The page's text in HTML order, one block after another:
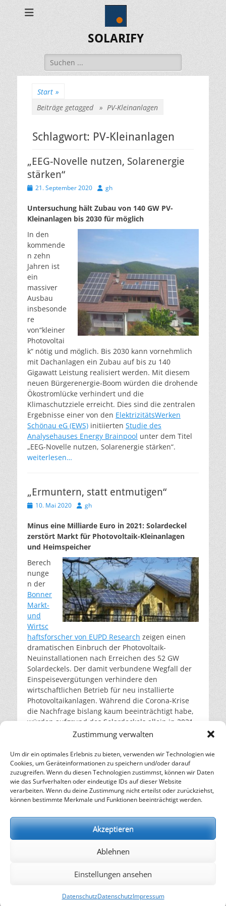
Zustimmung verwalten
Um dir ein optimales Erlebnis zu bieten, verwenden wir Technologien wie
Cookies, um Geräteinformationen zu speichern und/oder darauf
zuzugreifen. Wenn du diesen Technologien zustimmst, können wir Daten
wie das Surfverhalten oder eindeutige IDs auf dieser Website
verarbeiten. Wenn du deine Zustimmung nicht erteilst oder zurückziehst,
können bestimmte Merkmale und Funktionen beeinträchtigt werden.
Akzeptieren
Ablehnen
Einstellungen ansehen
DatenschutzDatenschutzImpressum
SOLARIFY
Suchen
nach:
Start »
Beiträge getagged » PV-Kleinanlagen
Schlagwort: PV-Kleinanlagen
„EEG-Novelle nutzen, Solarenergie
stärken“
Veröffentlicht
21. September 2020 Autor
gh
Untersuchung hält Zubau von 140 GW PV-
Kleinanlagen bis 2030 für möglich
In den
kommende
n zehn
Jahren ist
ein
massiver
Ausbau
insbesonde
re
von“kleiner
Photovoltai
k“ nötig und möglich. Bis 2030 kann vornehmlich
mit Dachanlagen ein Zubau auf bis zu 140
Gigawatt Leistung realisiert werden. Mit diesem
neuen Bürgerenergie-Boom würden die drohende
Ökostromlücke verhindert und die
Klimaschutzziele erreicht. Dies sind die zentralen
Ergebnisse einer von den ElektrizitätsWerken
Schönau eG (EWS) initiierten Studie des
Analysehauses Energy Brainpool unter dem Titel
„EEG-Novelle nutzen, Solarenergie stärken“.
weiterlesen…
„Ermuntern, statt entmutigen“
Veröffentlicht
10. Mai 2020 Autor
gh
Minus eine Milliarde Euro in 2021: Solardeckel
zerstört Markt für Photovoltaik-Kleinanlagen
und Heimspeicher
Berech
nunge
n der
Bonner
Markt-
und
Wirtsc
haftsforscher von EUPD Research zeigen einen
dramatischen Einbruch der Photovoltaik-
Neuinstallationen nach Erreichen des 52 GW
Solardeckels. Der damit verbundene Wegfall der
Einspeisevergütungen verhindere den
wirtschaftlichen Betrieb für neu installierte
Photovoltaikanlagen. Während die Corona-Krise
die Nachfrage bislang kaum beeinträchtigt habe,
würden aufgrund des Solardeckels allein in 2021
Photovoltaik-Kleinanlagen und Heimspeicher im
installiert, so die Analyse der Bonner
Wirtschaftsforscher.weiterlesen…
– Energie für die Zukunft –
Nachhaltigkeit, Kreislaufwirtschaft,
Erneuerbare Energien, Klimawandel und Energiewende.
Datenschutz| Catch Responsive vonCatch Themes